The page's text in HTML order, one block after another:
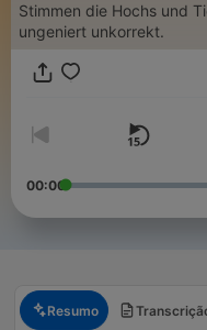
Stimmen die Hochs und
ungeniert unkorrekt.
00:00
Resumo